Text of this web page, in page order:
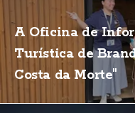
A Oficina de
Turística de
Costa da Morte"